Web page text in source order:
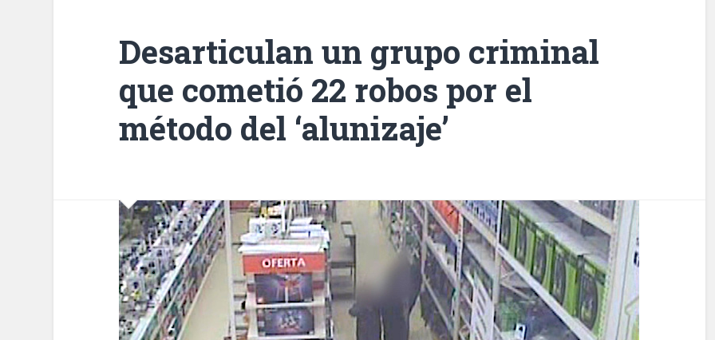
Desarticulan un grupo criminal
que cometió 22 robos por el
método del ‘alunizaje’